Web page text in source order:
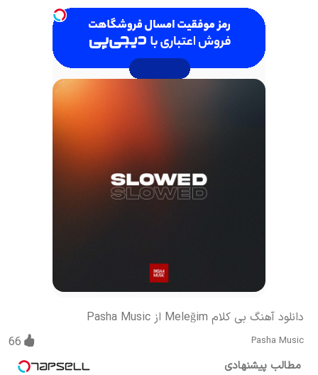
دانلود آهنگ بی کلام Meleğim از Pasha Music
Pasha Music
66
مطالب پیشنهادی